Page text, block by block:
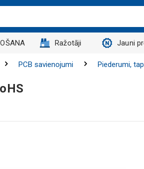
Ražotāji Jauni
PCB savienojumi Piederumi,